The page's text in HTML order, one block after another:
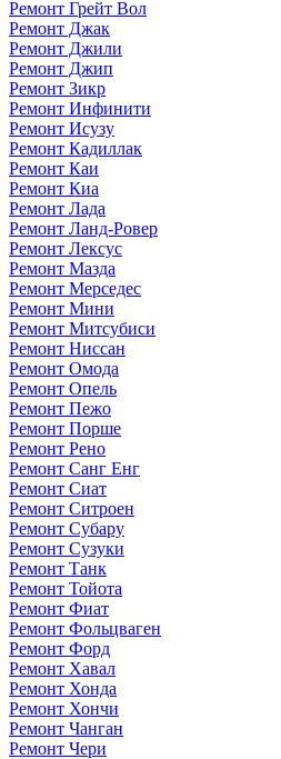
Ремонт Грейт Вол
Ремонт Джак
Ремонт Джили
Ремонт Джип
Ремонт Зикр
Ремонт Инфинити
Ремонт Исузу
Ремонт Кадиллак
Ремонт Каи
Ремонт Киа
Ремонт Лада
Ремонт Ланд-Ровер
Ремонт Лексус
Ремонт Мазда
Ремонт Мерседес
Ремонт Мини
Ремонт Митсубиси
Ремонт Ниссан
Ремонт Омода
Ремонт Опель
Ремонт Пежо
Ремонт Порше
Ремонт Рено
Ремонт Санг Енг
Ремонт Сиат
Ремонт Ситроен
Ремонт Субару
Ремонт Сузуки
Ремонт Танк
Ремонт Тойота
Ремонт Фиат
Ремонт Фольцваген
Ремонт Форд
Ремонт Хавал
Ремонт Хонда
Ремонт Хончи
Ремонт Чанган
Ремонт Чери